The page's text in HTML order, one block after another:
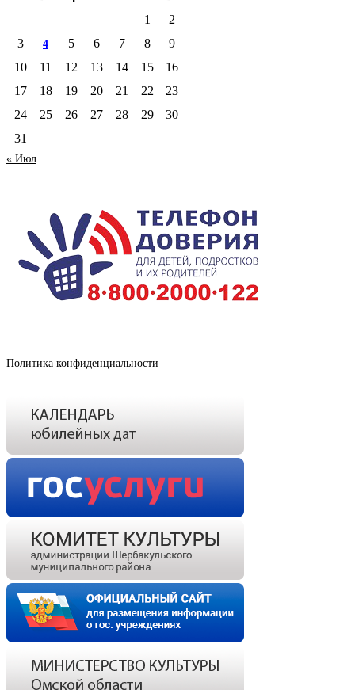
1
2
3
4 5 6 7 8
9
10
11 12 13 14 15
16
17
18 19 20 21 22
23
24
25 26 27 28 29
30
31
« Июл
Политика конфиденциальности